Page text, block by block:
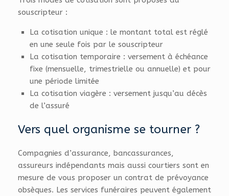
souscripteur :
La cotisation unique : le montant total est réglé
en une seule fois par le souscripteur
La cotisation temporaire : versement à échéance
fixe (mensuelle, trimestrielle ou annuelle) et pour
une période limitée
La cotisation viagère : versement jusqu’au décès
de l’assuré
Vers quel organisme se tourner ?
Compagnies d’assurance, bancassurances,
assureurs indépendants mais aussi courtiers sont en
mesure de vous proposer un contrat de prévoyance
obsèques. Les services funéraires peuvent également